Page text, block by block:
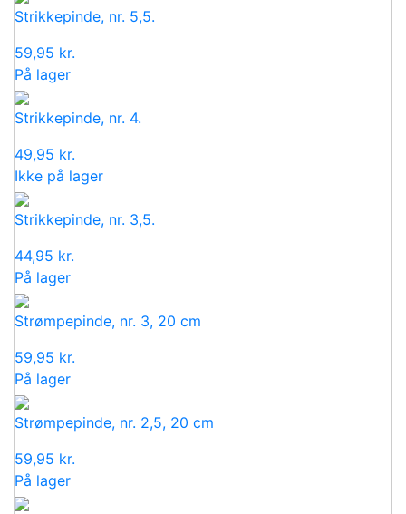
Strikkepinde, nr. 5,5.
59,95 kr.
På lager
Strikkepinde, nr. 4.
49,95 kr.
Ikke på lager
Strikkepinde, nr. 3,5.
44,95 kr.
På lager
Strømpepinde, nr. 3, 20 cm
59,95 kr.
På lager
Strømpepinde, nr. 2,5, 20 cm
59,95 kr.
På lager